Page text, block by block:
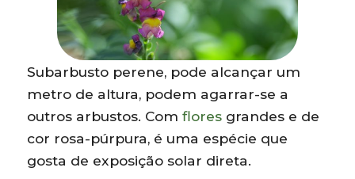
Subarbusto perene, pode alcançar um
metro de altura, podem agarrar-se a
outros arbustos. Comflores grandes e de
cor rosa-púrpura, é uma espécie que
gosta de exposição solar direta.